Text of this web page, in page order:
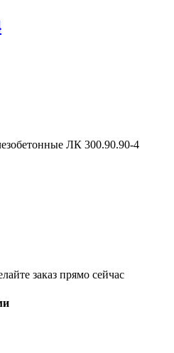
ЛК 300.90.90-4
заказ прямо сейчас